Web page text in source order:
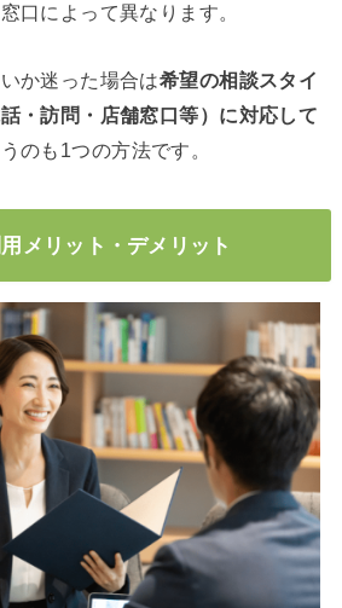
口によって異なります。
か迷った場合は希望の相談スタイ
・訪問・店舗窓口等）に対応して
のも1つの方法です。
メリット・デメリット